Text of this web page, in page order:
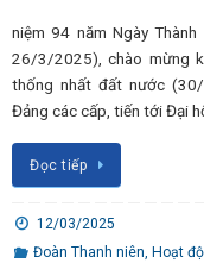
niệm 94 năm Ngày
26/3/2025), chào mừng
thống nhất đất nước
Đảng các cấp, tiến tới Đại
Đọc tiếp
12/03/2025
Đoàn Thanh niên, Hoạt